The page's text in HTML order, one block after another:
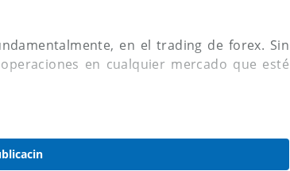
en el trading de forex. Sin
en cualquier mercado que esté
mundo por una mínima parte del coste
probablemente, esto es así. Sin embargo,